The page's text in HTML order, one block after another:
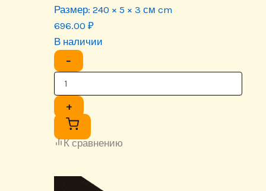
Размер: 240 × 5 × 3 см cm
696.00 ₽
В наличии
−
+
К сравнению